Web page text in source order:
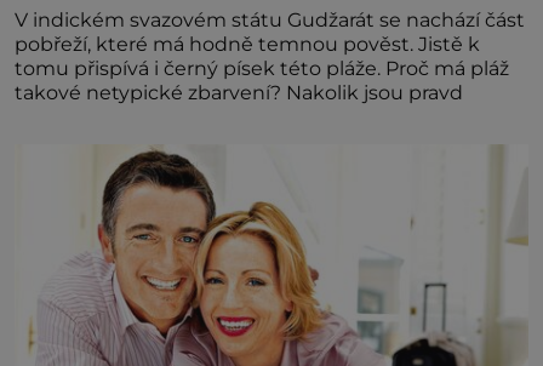
V indickém svazovém státu Gudžarát se nachází část
pobřeží, které má hodně temnou pověst. Jistě k
tomu přispívá i černý písek této pláže. Proč má pláž
takové netypické zbarvení? Nakolik jsou pravd